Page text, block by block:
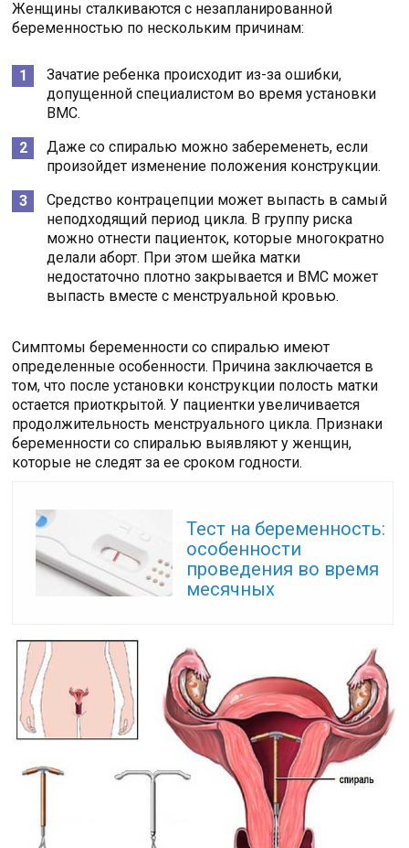
Женщины сталкиваются с незапланированной
беременностью по нескольким причинам:
Зачатие ребенка происходит из-за ошибки,
допущенной специалистом во время установки
ВМС.
Даже со спиралью можно забеременеть, если
произойдет изменение положения конструкции.
Средство контрацепции может выпасть в самый
неподходящий период цикла. В группу риска
можно отнести пациенток, которые многократно
делали аборт. При этом шейка матки
недостаточно плотно закрывается и ВМС может
выпасть вместе с менструальной кровью.
Симптомы беременности со спиралью имеют
определенные особенности. Причина заключается в
том, что после установки конструкции полость матки
остается приоткрытой. У пациентки увеличивается
продолжительность менструального цикла. Признаки
беременности со спиралью выявляют у женщин,
которые не следят за ее сроком годности.
Тест на беременность:
особенности
проведения во время
месячных